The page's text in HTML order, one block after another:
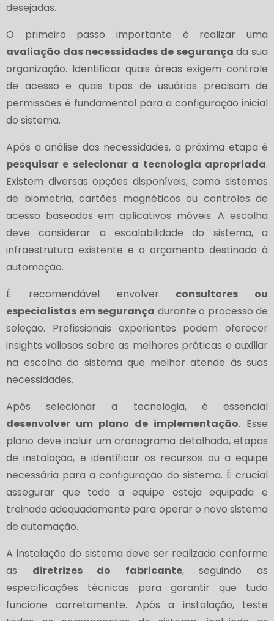
desejadas.
O primeiro passo importante é realizar uma
avaliação das necessidades de segurança da sua
organização. Identificar quais áreas exigem controle
de acesso e quais tipos de usuários precisam de
permissões é fundamental para a configuração inicial
do sistema.
Após a análise das necessidades, a próxima etapa é
pesquisar e selecionar a tecnologia apropriada.
Existem diversas opções disponíveis, como sistemas
de biometria, cartões magnéticos ou controles de
acesso baseados em aplicativos móveis. A escolha
deve considerar a escalabilidade do sistema, a
infraestrutura existente e o orçamento destinado à
automação.
É recomendável envolver consultores ou
especialistas em segurança durante o processo de
seleção. Profissionais experientes podem oferecer
insights valiosos sobre as melhores práticas e auxiliar
na escolha do sistema que melhor atende às suas
necessidades.
Após selecionar a tecnologia, é essencial
desenvolver um plano de implementação. Esse
plano deve incluir um cronograma detalhado, etapas
de instalação, e identificar os recursos ou a equipe
necessária para a configuração do sistema. É crucial
assegurar que toda a equipe esteja equipada e
treinada adequadamente para operar o novo sistema
de automação.
A instalação do sistema deve ser realizada conforme
as diretrizes do fabricante, seguindo as
especificações técnicas para garantir que tudo
funcione corretamente. Após a instalação, teste